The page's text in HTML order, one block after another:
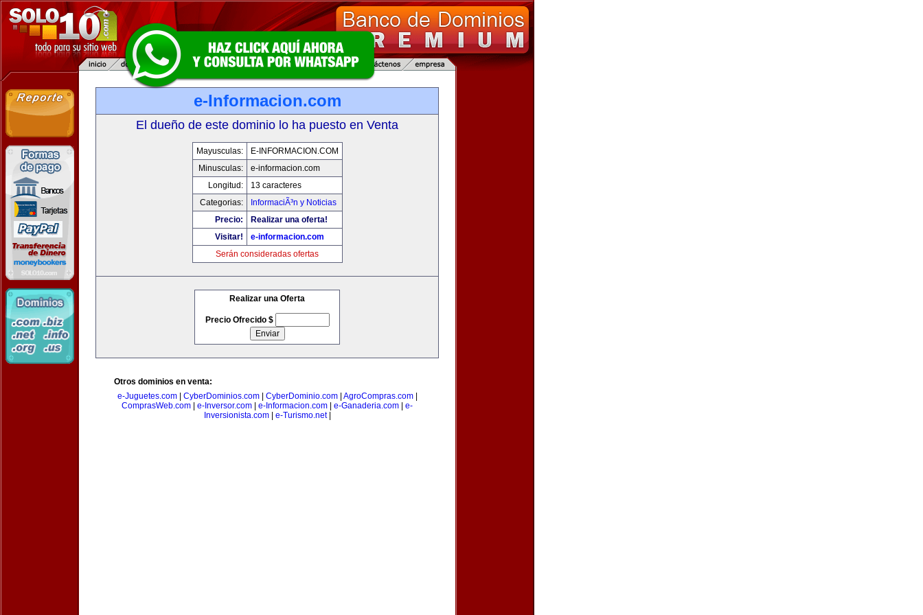
e-Informacion.com
El dueño de este dominio lo ha puesto en Venta
Mayusculas:
E-INFORMACION.COM
Minusculas:
e-informacion.com
Longitud:
13 caracteres
Categorias:
InformaciÃ³n y Noticias
Precio:
Realizar una oferta!
Visitar!
e-informacion.com
Serán consideradas ofertas
Realizar una Oferta
Precio Ofrecido $
Otros dominios en venta:
e-Juguetes.com| CyberDominios.com| CyberDominio.com| AgroCompras.com|
ComprasWeb.com
e-Inversor.com e-Informacion.com e-Ganaderia.com
e-
Inversionista.com| e-Turismo.net|